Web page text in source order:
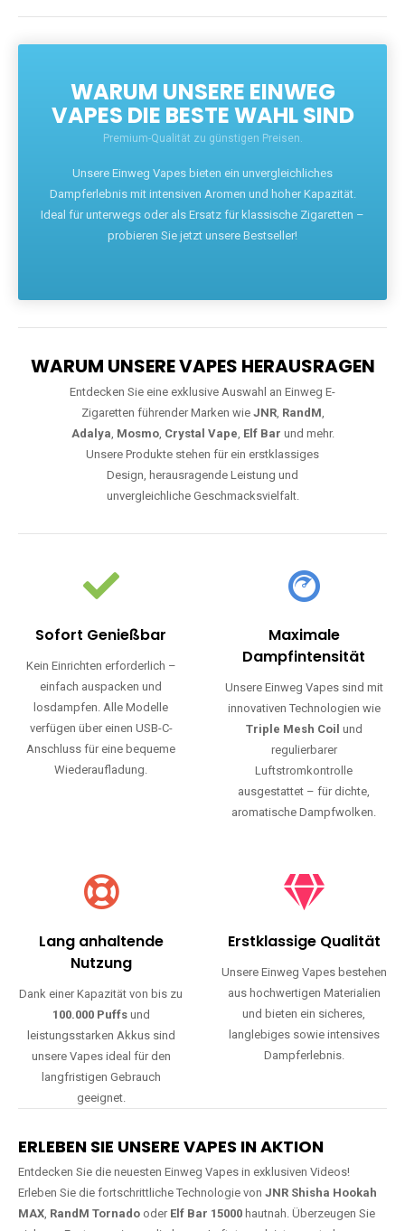
WARUM UNSERE EINWEG
VAPES DIE BESTE WAHL SIND
Premium-Qualität zu günstigen Preisen.
Unsere Einweg Vapes bieten ein unvergleichliches
Dampferlebnis mit intensiven Aromen und hoher Kapazität.
Ideal für unterwegs oder als Ersatz für klassische Zigaretten –
probieren Sie jetzt unsere Bestseller!
WARUM UNSERE VAPES HERAUSRAGEN
Entdecken Sie eine exklusive Auswahl an Einweg E-
Zigaretten führender Marken wie JNR, RandM,
Adalya, Mosmo, Crystal Vape, Elf Bar und mehr.
Unsere Produkte stehen für ein erstklassiges
Design, herausragende Leistung und
unvergleichliche Geschmacksvielfalt.
Sofort Genießbar
Kein Einrichten erforderlich –
einfach auspacken und
losdampfen. Alle Modelle
verfügen über einen USB-C-
Anschluss für eine bequeme
Wiederaufladung.
Maximale
Dampfintensität
Unsere Einweg Vapes sind mit
innovativen Technologien wie
Triple Mesh Coil und
regulierbarer
Luftstromkontrolle
ausgestattet – für dichte,
aromatische Dampfwolken.
Lang anhaltende
Nutzung
Dank einer Kapazität von bis zu
100.000 Puffsund
leistungsstarken Akkus sind
unsere Vapes ideal für den
langfristigen Gebrauch
geeignet.
Erstklassige Qualität
Unsere Einweg Vapes bestehen
aus hochwertigen Materialien
und bieten ein sicheres,
langlebiges sowie intensives
Dampferlebnis.
ERLEBEN SIE UNSERE VAPES IN AKTION
Entdecken Sie die neuesten Einweg Vapes in exklusiven Videos!
Erleben Sie die fortschrittliche Technologie von JNR Shisha Hookah
MAX, RandM Tornado oder Elf Bar 15000 hautnah. Überzeugen Sie